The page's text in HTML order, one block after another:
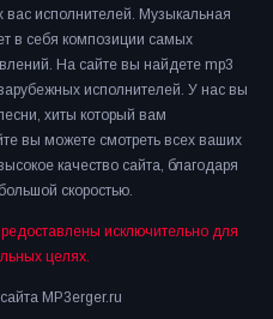
исполнителей. Музыкальная
в себя композиции самых
На сайте вы найдете mp3
исполнителей. У нас вы
хиты который вам
вы можете смотреть всех ваших
качество сайта, благодаря
скоростью.
исключительно для
целях.
MP3erger.ru